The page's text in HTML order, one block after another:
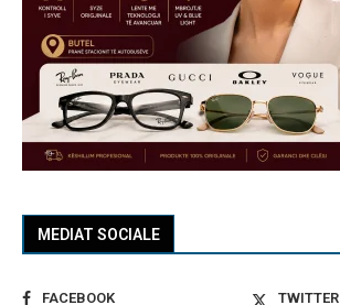
MEDIAT SOCIALE
FACEBOOK
TWITTER